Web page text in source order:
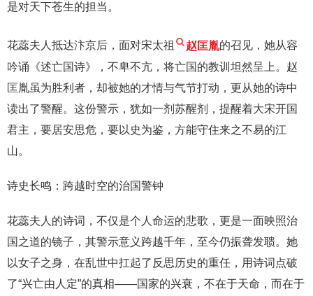
是对天下苍生的担当。
花蕊夫人抵达汴京后，面对宋太祖 赵匡胤的召见，她从容
吟诵《述亡国诗》，不卑不亢，将亡国的教训坦然呈上。赵
匡胤虽为胜利者，却被她的才情与气节打动，更从她的诗中
读出了警醒。这份警示，犹如一剂苏醒剂，提醒着大宋开国
君主，要居安思危，要以史为鉴，方能守住来之不易的江
山。
诗史长鸣：跨越时空的治国警钟
花蕊夫人的诗词，不仅是个人命运的悲歌，更是一面映照治
国之道的镜子，其警示意义跨越千年，至今仍振聋发聩。她
以女子之身，在乱世中扛起了反思历史的重任，用诗词点破
了“兴亡由人定”的真相——国家的兴衰，不在于天命，而在于